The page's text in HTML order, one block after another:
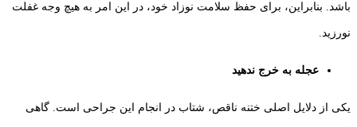
باشد. بنابراین، برای حفظ سلامت نوزاد خود، در این امر به هیچ وجه غفلت
نورزید.
عجله به خرج ندهید
یکی از دلایل اصلی ختنه ناقص، شتاب در انجام این جراحی است. گاهی